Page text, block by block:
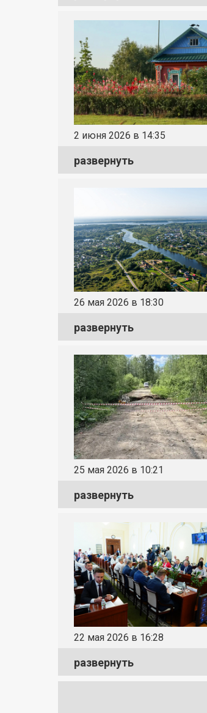
2 июня 2026 в 14:35
развернуть
26 мая 2026 в 18:30
развернуть
25 мая 2026 в 10:21
развернуть
22 мая 2026 в 16:28
развернуть